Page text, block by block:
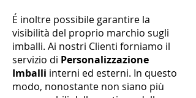
É inoltre possibile garantire la
visibilità del proprio marchio sugli
imballi. Ai nostri Clienti forniamo il
servizio di Personalizzazione
Imballi interni ed esterni. In questo
modo, nonostante non siano più